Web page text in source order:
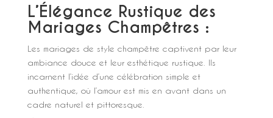
L’Élégance Rustique des
Mariages Champêtres :
Les mariages de style champêtre captivent par leur
ambiance douce et leur esthétique rustique. Ils
incarnent l’idée d’une célébration simple et
authentique, où l’amour est mis en avant dans un
cadre naturel et pittoresque.